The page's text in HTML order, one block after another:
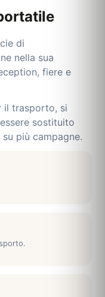
di
nella sua
fiere e
il trasporto, si
sostituito
più campagne.